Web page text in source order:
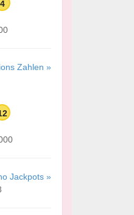
4
Zahlen »
Jackpots »